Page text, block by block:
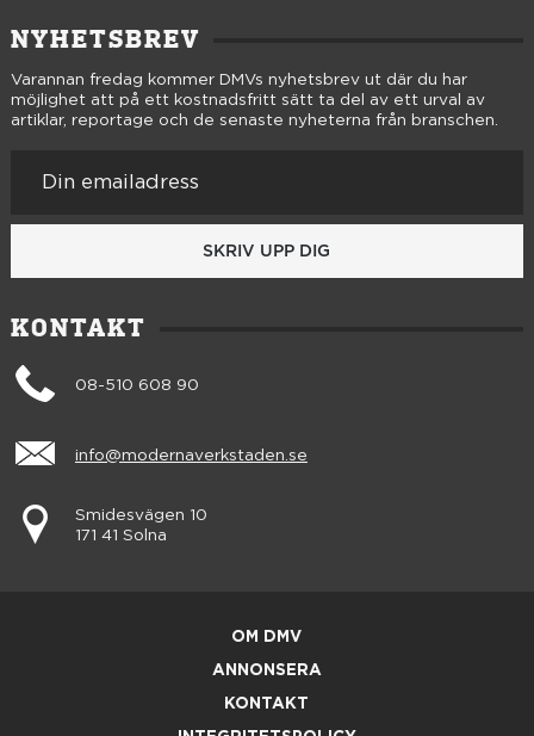
NYHETSBREV
Varannan fredag kommer DMVs nyhetsbrev ut där du har
möjlighet att på ett kostnadsfritt sätt ta del av ett urval av
artiklar, reportage och de senaste nyheterna från branschen.
SKRIV UPP DIG
KONTAKT
08-510 608 90
info@modernaverkstaden.se
Smidesvägen 10
171 41 Solna
OM DMV
ANNONSERA
KONTAKT